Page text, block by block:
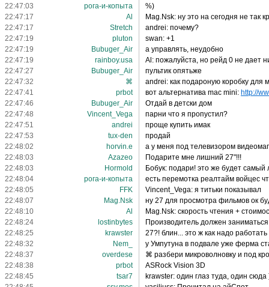
22:47:03
рога-и-копыта
%)
22:47:17
Al
Mag.Nsk: ну это на сегодня не так
22:47:17
Stretch
andrei: почему?
22:47:19
pluton
swan: +1
22:47:19
Bubuger_Air
а управлять, неудобно
22:47:19
rainboy.usa
Al: пожалуйста, но рейд 0 не дает
22:47:27
Bubuger_Air
пультик опятьже
22:47:32
⌘
andrei: как подароную коробку для
22:47:41
prbot вот альтернатива mac mini: http://
22:47:46
Bubuger_Air
Отдай в детски дом
22:47:48
Vincent_Vega
парни что я пропустил?
22:47:51
andrei
проще купить имак
22:47:53
tux-den
продай
22:48:02
horvin.e
а у меня под телевизором
22:48:03
Azazeo
Подарите мне лишний 27"!!!
22:48:03
Hormold
Бобук: подари! это же будет самый
22:48:04
рога-и-копыта
есть перемотка реалтайм войцес
22:48:05
FFK
Vincent_Vega: я титьки показывал
22:48:07
Mag.Nsk
ну 27 для просмотра фильмов ок
22:48:10
Al
Mag.Nsk: скорость чтения +
22:48:24
lostinbytes
Производитель должен
22:48:25
krawster
27?! блин... это ж как надо
22:48:32
Nem_
у Умпутуна в подвале уже ферма
22:48:37
overdese
⌘ разбери микроволновку и под
22:48:38
prbot
ASRock Vision 3D
22:48:45
tsar7
krawster: один глаз туда, один сюда